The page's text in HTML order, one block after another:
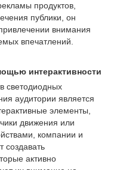
продуктов,
публики, он
внимания
впечатлений.
интерактивности
светодиодных
аудитории является
элементы,
движения или
компании и
создавать
активно